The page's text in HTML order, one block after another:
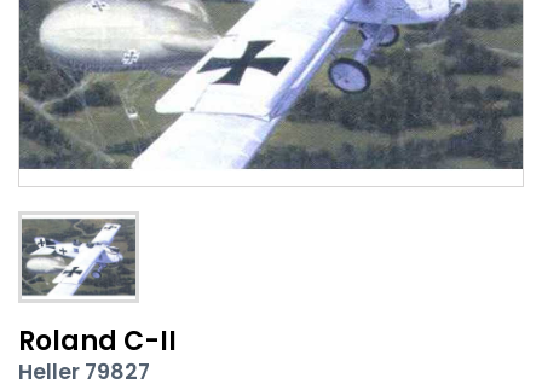
Roland C-II
Heller 79827